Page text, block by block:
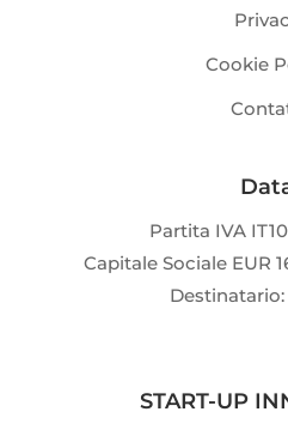
Cookie
Partita IVA
Capitale Sociale EUR
Destinatario:
START-UP